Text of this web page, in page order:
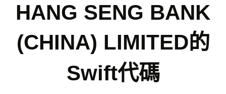
HANG SENG BANK
(CHINA) LIMITED的
Swift代碼